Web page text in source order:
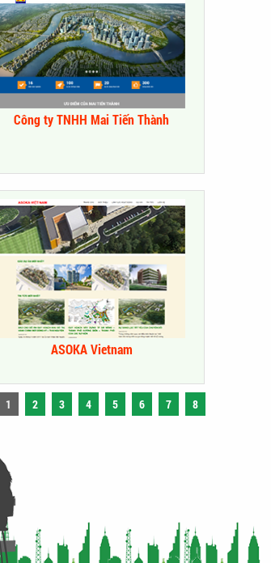
Công ty TNHH Mai Tiến Thành
ASOKA Vietnam
1 2 3 4 5 6 7 8